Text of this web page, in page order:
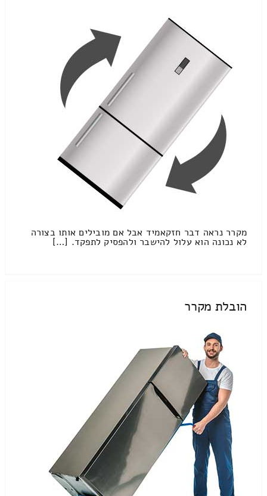
מקרר נראה דבר חזקאמיד אבל אם מובילים אותו בצורה
לא נכונה הוא עלול להישבר ולהפסיק לתפקד. […]
הובלת מקרר